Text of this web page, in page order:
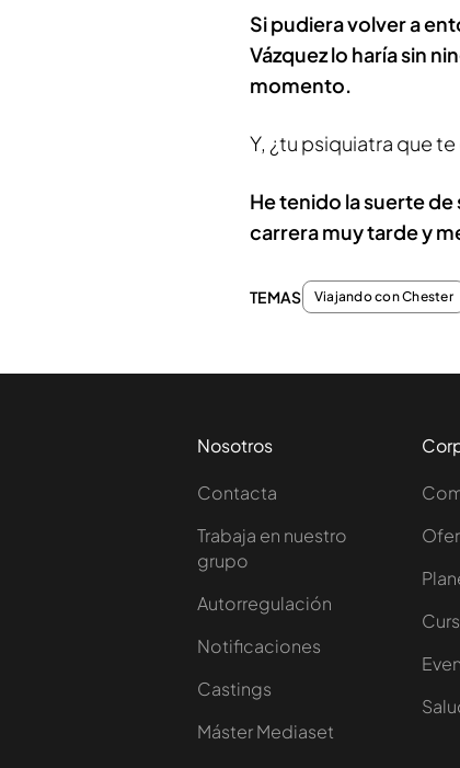
Si pudiera volver a
Vázquez lo haría sin
momento.
Y, ¿tu psiquiatra que
He tenido la suerte
carrera muy tarde y
TEMAS Viajando con Chester
Nosotros
Contacta
Trabaja en nuestro
grupo
Autorregulación
Notificaciones
Castings
Máster Mediaset